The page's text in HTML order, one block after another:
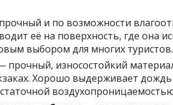
и по возможности
её на поверхность, где она
выбором для многих туристов.
прочный, износостойкий
Хорошо выдерживает дождь